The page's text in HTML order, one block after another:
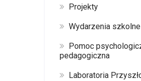
Projekty
Wydarzenia szkolne
Pomoc
pedagogiczna
Laboratoria